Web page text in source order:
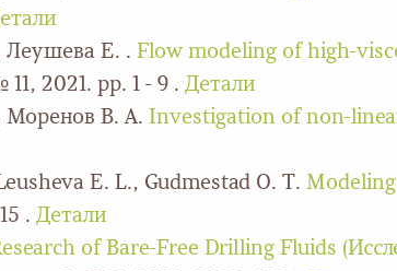
Леушева Е. . Flow modeling of high-
2021. pp. 1 - 9 . Детали
В. А. Investigation of non-
E. L., Gudmestad O. T.
. Детали
of Bare-Free Drilling Fluids